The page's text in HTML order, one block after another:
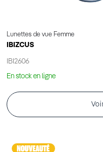
Lunettes de vue Femme
IBIZCUS
IBI2606
En stock en ligne